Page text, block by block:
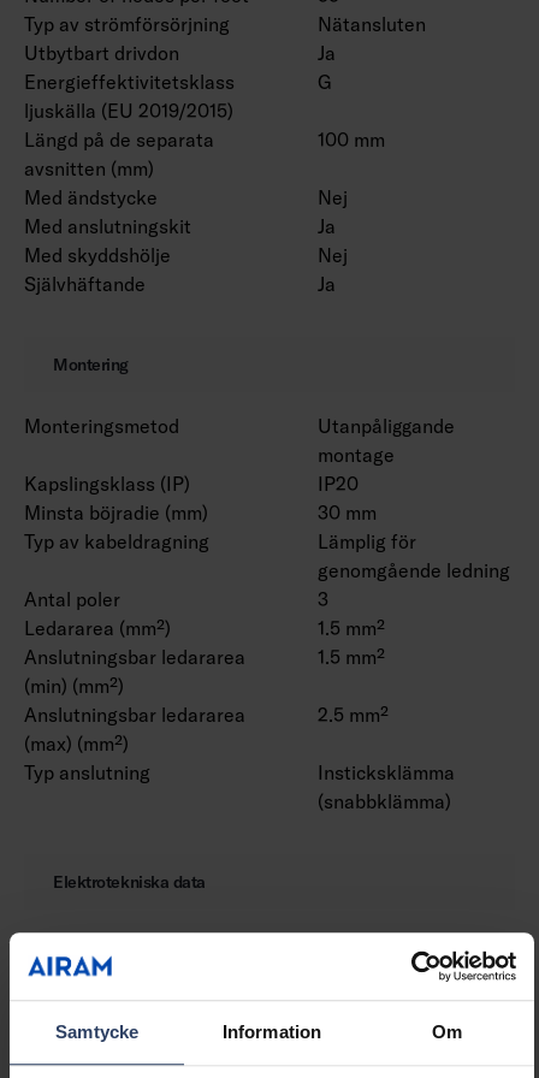
Samtycke Information Om
Livslängd L70 50 000 h (Ta 25 °C).
Går att beställa projektspecifikt med
måttskuren och vid behov monterad i färdig
aluminiumprofil.
Tillbehör (IP20):
Coloris snabbkoppling IP20 4146523 för att
sammanfoga två avkapade Coloris-strips.
Coloris snabbkoppling IP20 2MLJ 4146524 för
att sammanfoga två avkapade Coloris-strips
med två meters anslutningskabel. Lämplig till
fönster eller en köksfläkt.
Typ av strömförsörjning
Nätansluten
Utbytbart drivdon
Ja
Energieffektivitetsklass
ljuskälla (EU 2019/2015)
G
Längd på de separata
avsnitten (mm)
100 mm
Med ändstycke
Nej
Med anslutningskit
Ja
Med skyddshölje
Nej
Självhäftande
Ja
Montering
Monteringsmetod
Utanpåliggande
montage
Kapslingsklass (IP)
IP20
Minsta böjradie (mm)
30 mm
Typ av kabeldragning
Lämplig för
genomgående ledning
Antal poler
3
Ledararea (mm²)
1.5 mm²
Anslutningsbar ledararea
(min) (mm²)
1.5 mm²
Anslutningsbar ledararea
(max) (mm²)
2.5 mm²
Typ anslutning
Insticksklämma
(snabbklämma)
Elektrotekniska data
Lamp power per foot (W)
Ljusutbyte (lm/W)
140 lm/W
Spänningstyp
DC
Lampspänning (min) (V)